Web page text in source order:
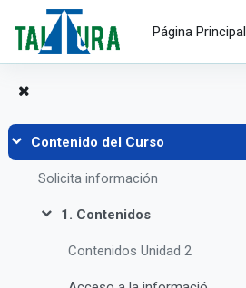
Salta al contenido principal
Página Principal
Colapsar
Contenido del Curso
Solicita información
Colapsar
1. Contenidos
Contenidos Unidad 2